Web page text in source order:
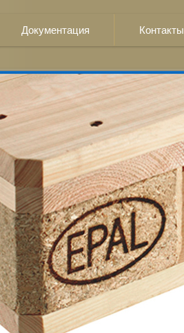
Документация Контакты